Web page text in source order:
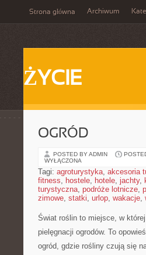
Strona główna Archiwum
ŻYCIE
OGRÓD
POSTED BY ADMIN
WYŁĄCZONA
Tagi: agroturystyka, akcesoria
fitness, hostele, hotele, jachty,
turystyczna, podróże lotnicze,
zimowe, statki, urlop, wakacje,
Świat roślin to miejsce, w
pielęgnacji ogrodów. To
ogród, gdzie rośliny czują się